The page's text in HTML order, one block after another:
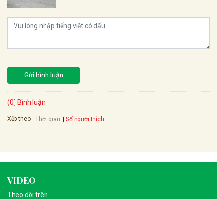
Gửi bình luận
(0) Bình luận
Xếp theo: Thời gian Số người thích
VIDEO
Theo dõi trên